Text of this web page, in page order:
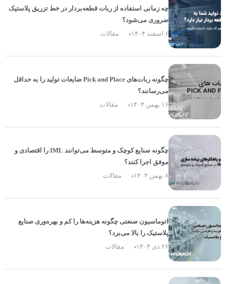
چه زمانی استفاده از ربات قطعه‌بردار در خط تزریق پلاستیک
ضروری می‌شود؟
۶ اسفند ۱۴۰۴
مقالات
چگونه ربات‌های Pick and Place ضایعات تولید را به حداقل
می‌رسانند؟
۱۶ بهمن ۱۴۰۴
مقالات
چگونه صنایع کوچک و متوسط می‌توانند IML را اقتصادی و
موفق اجرا کنند؟
۸ بهمن ۱۴۰۴
مقالات
اتوماسیون صنعتی چگونه هزینه‌ها را کم و بهره‌وری صنایع
پلاستیک را بالا می‌برد؟
۲۶ دی ۱۴۰۴
مقالات